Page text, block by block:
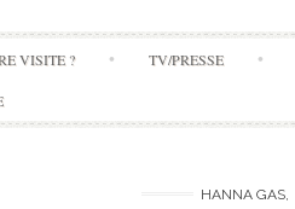
VISITE ? TV/PRESSE
HANNA GAS,